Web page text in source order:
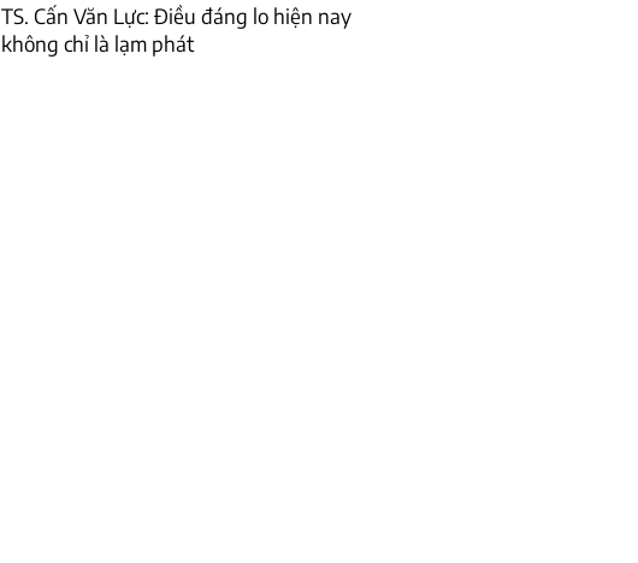
TS. Cấn Văn Lực: Điều đáng lo hiện nay
không chỉ là lạm phát